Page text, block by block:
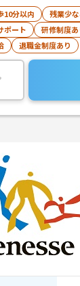
10分以内 残業少
ポート
研修制度あ
退職金制度あり